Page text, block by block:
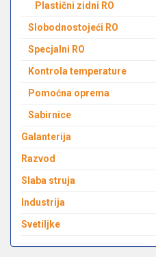
Plastični zidni RO
Slobodnostojeći RO
Specjalni RO
Kontrola temperature
Pomoćna oprema
Sabirnice
Galanterija
Razvod
Slaba struja
Industrija
Svetiljke